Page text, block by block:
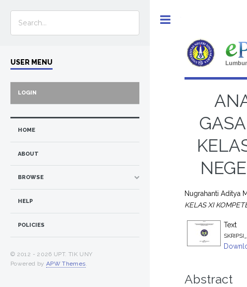
Nugrahanti Aditya
KELAS XI
Text
Abstract
USER MENU
LOGIN
HOME
ABOUT
BROWSE
HELP
POLICIES
© 2012 - 2026 UPT. TIK UNY
Powered by APW Themes